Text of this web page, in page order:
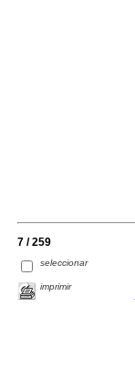
7 / 259
seleccionar
imprimir